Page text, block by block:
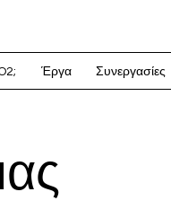
Έργα Συνεργασίες